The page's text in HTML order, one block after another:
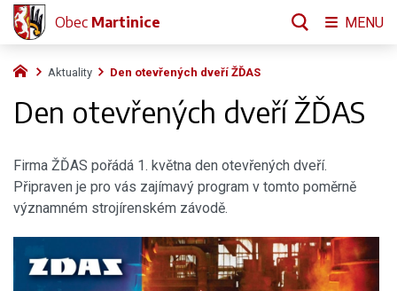
Aktuality Den otevřených dveří ŽĎAS
Den otevřených dveří ŽĎAS
Firma ŽĎAS pořádá 1. května den otevřených dveří.
Připraven je pro vás zajímavý program v tomto poměrně
významném strojírenském závodě.
Obec Martinice MENU